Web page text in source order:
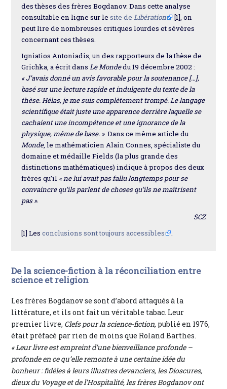
des thèses des frères Bogdanov. Dans cette analyse
consultable en ligne sur lesite deLibération
[1], on
peut lire de nombreuses critiques lourdes et sévères
concernant ces thèses.
Igniatios Antoniadis, un des rapporteurs de la thèse de
Grichka, a écrit dansLe Mondedu 19 décembre 2002 :
« J’avais donné un avis favorable pour la soutenance […],
basé sur une lecture rapide et indulgente du texte de la
thèse. Hélas, je me suis complètement trompé. Le langage
scientifique était juste une apparence derrière laquelle se
cachaient une incompétence et une ignorance de la
physique, même de base. ». Dans ce même article du
Monde, le mathématicien Alain Connes, spécialiste du
domaine et médaille Fields (la plus grande des
distinctions mathématiques) indique à propos des deux
frères qu’il « ne lui avait pas fallu longtemps pour se
convaincre qu’ils parlent de choses qu’ils ne maîtrisent
pas ».
SCZ
[1] Lesconclusions sont toujours accessibles .
De la science-fiction à la réconciliation entre
science et religion
Les frères Bogdanov se sont d’abord attaqués à la
littérature, et ils ont fait un véritable tabac. Leur
premier livre, Clefs pour la science-fiction, publié en 1976,
était préfacé par rien de moins que Roland Barthes.
« Leur livre est empreint d’une bienveillance profonde –
profonde en ce qu’elle remonte à une certaine idée du
bonheur : fidèles à leurs illustres devanciers, les Dioscures,
dieux du Voyage et de l’Hospitalité, les frères Bogdanov ont